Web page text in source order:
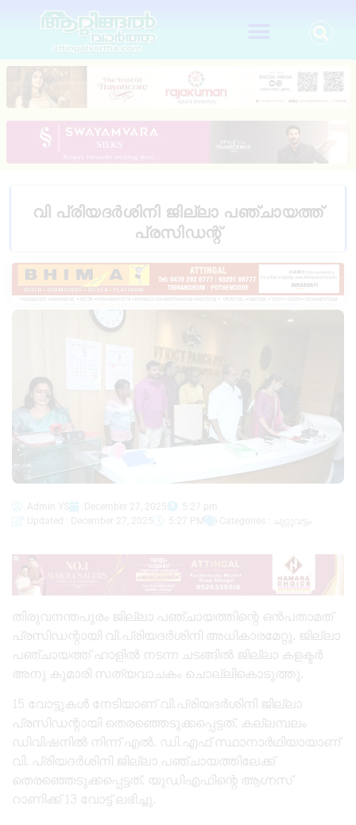
വി പ്രിയദർശിനി ജില്ലാ പഞ്ചായത്ത്‌
പ്രസിഡന്റ്
Admin YS December 27, 2025
5:27 pm
Updated : December 27, 2025
5:27 PM Categories : ചുറ്റുവട്ടം
തിരുവനന്തപുരം ജില്ലാ പഞ്ചായത്തിന്റെ ഒൻപതാമത്
പ്രസിഡന്റായി വി.പ്രിയദർശിനി അധികാരമേറ്റു. ജില്ലാ
പഞ്ചായത്ത് ഹാളിൽ നടന്ന ചടങ്ങിൽ ജില്ലാ കളക്ടർ
അനു കുമാരി സത്യവാചകം ചൊല്ലികൊടുത്തു.
15 വോട്ടുകൾ നേടിയാണ് വി.പ്രിയദർശിനി ജില്ലാ
പ്രസിഡന്റായി തെരഞ്ഞെടുക്കപ്പെട്ടത്. കല്ലമ്പലം
ഡിവിഷനിൽ നിന്ന് എൽ. ഡി.എഫ് സ്ഥാനാർഥിയായാണ്
വി. പ്രിയദർശിനി ജില്ലാ പഞ്ചായത്തിലേക്ക്
തെരഞ്ഞെടുക്കപ്പെട്ടത്. യുഡിഎഫിന്റെ ആഗ്നസ്
റാണിക്ക് 13 വോട്ട് ലഭിച്ചു.